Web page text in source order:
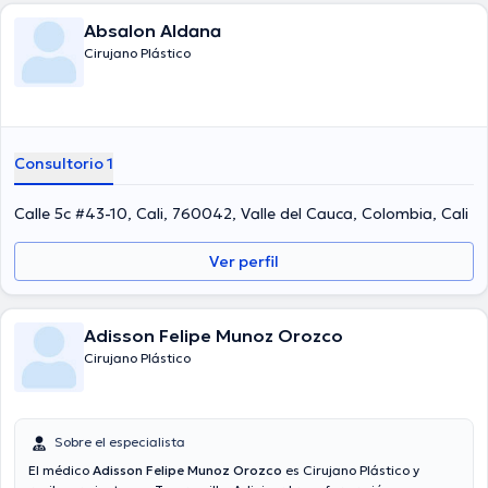
Absalon Aldana
Cirujano Plástico
Consultorio 1
Calle 5c #43-10, Cali, 760042, Valle del Cauca, Colombia, Cali
Ver perfil
Adisson Felipe Munoz Orozco
Cirujano Plástico
Sobre el especialista
El médico Adisson Felipe Munoz Orozco es Cirujano Plástico y